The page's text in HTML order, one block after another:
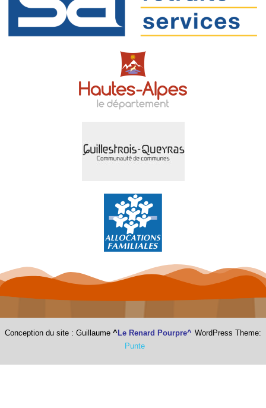
Conception du site : Guillaume ^Le Renard Pourpre^ WordPress Theme:
Punte